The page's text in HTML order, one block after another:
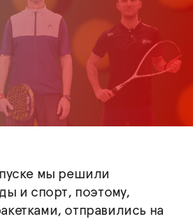
мы решили
и спорт, поэтому,
отправились на